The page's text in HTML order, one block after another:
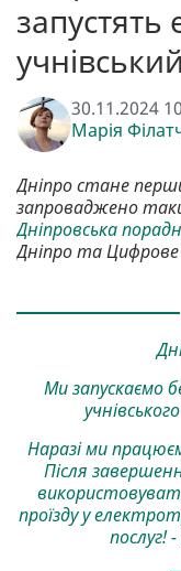
30.11.2024
Марія
Дніпро стане
запроваджено
Дніпровська
Дніпро та
Ми запускаємо
Наразі ми
Після
проїзду у
послуг!